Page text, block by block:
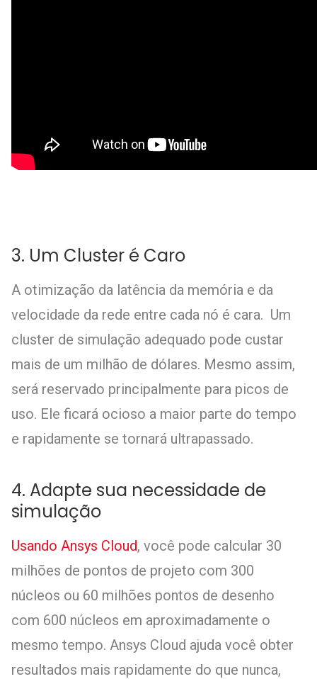
3. Um Cluster é Caro
A otimização da latência da memória e da
velocidade da rede entre cada nó é cara. Um
cluster de simulação adequado pode custar
mais de um milhão de dólares. Mesmo assim,
será reservado principalmente para picos de
uso. Ele ficará ocioso a maior parte do tempo
e rapidamente se tornará ultrapassado.
4. Adapte sua necessidade de
simulação
Usando Ansys Cloud, você pode calcular 30
milhões de pontos de projeto com 300
núcleos ou 60 milhões pontos de desenho
com 600 núcleos em aproximadamente o
mesmo tempo. Ansys Cloud ajuda você obter
resultados mais rapidamente do que nunca,